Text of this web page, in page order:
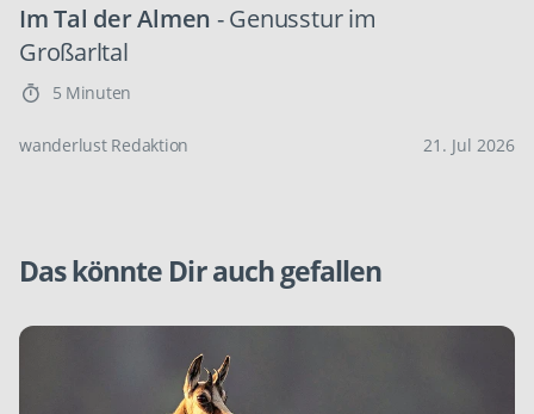
Im Tal der Almen - Genusstur im
Großarltal
5 Minuten
wanderlust Redaktion 21. Jul 2026
Das könnte Dir auch gefallen